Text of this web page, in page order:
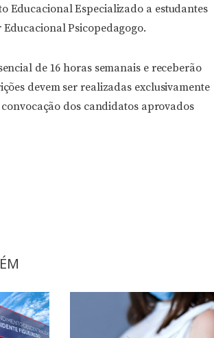
Educacional Especializado a estudantes
Psicopedagogo.
de 16 horas semanais e receberão
devem ser realizadas exclusivamente
dos candidatos aprovados